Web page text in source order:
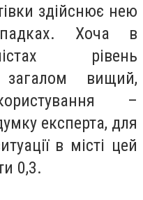
здійснює нею
Хоча в
рівень
загалом вищий,
–
експерта, для
в місті цей
0,3.